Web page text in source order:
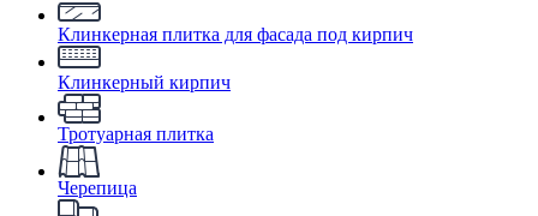
Клинкерная плитка для фасада под кирпич
Клинкерный кирпич
Тротуарная плитка
Черепица